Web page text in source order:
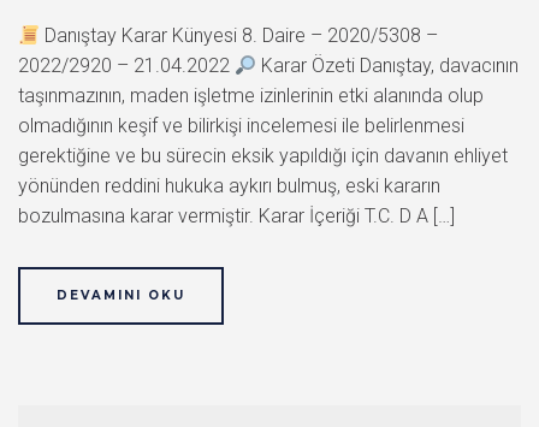
Danıştay Karar Künyesi 8. Daire – 2020/5308 –
2022/2920 – 21.04.2022
Karar Özeti Danıştay, davacının
taşınmazının, maden işletme izinlerinin etki alanında olup
olmadığının keşif ve bilirkişi incelemesi ile belirlenmesi
gerektiğine ve bu sürecin eksik yapıldığı için davanın ehliyet
yönünden reddini hukuka aykırı bulmuş, eski kararın
bozulmasına karar vermiştir. Karar İçeriği T.C. D A […]
DEVAMINI OKU